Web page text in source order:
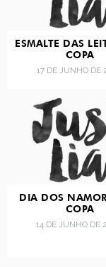
ESMALTE DAS
COPA
17 DE JUNHO DE
DIA DOS
COPA
14 DE JUNHO DE